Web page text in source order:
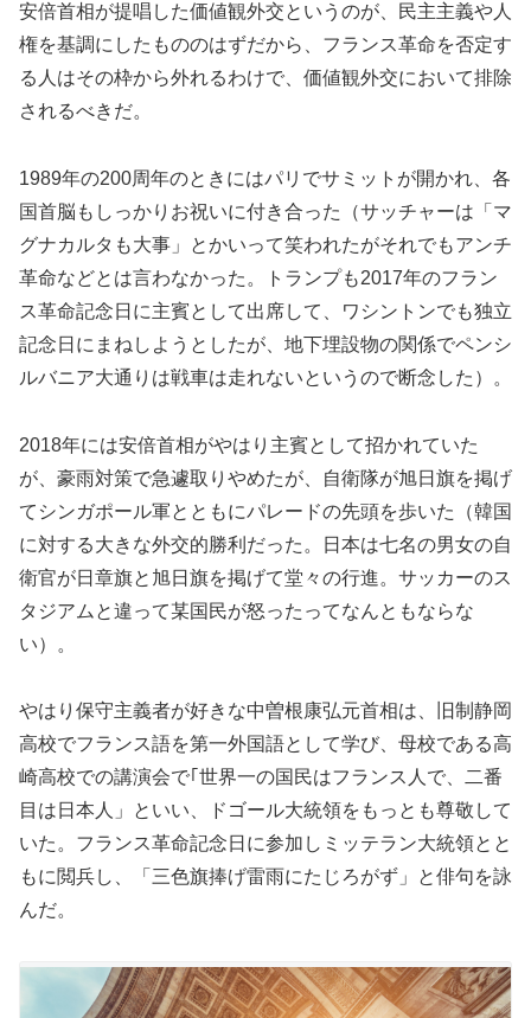
安倍首相が提唱した価値観外交というのが、民主主義や人
権を基調にしたもののはずだから、フランス革命を否定す
る人はその枠から外れるわけで、価値観外交において排除
されるべきだ。
1989年の200周年のときにはパリでサミットが開かれ、各
国首脳もしっかりお祝いに付き合った（サッチャーは「マ
グナカルタも大事」とかいって笑われたがそれでもアンチ
革命などとは言わなかった。トランプも2017年のフラン
ス革命記念日に主賓として出席して、ワシントンでも独立
記念日にまねしようとしたが、地下埋設物の関係でペンシ
ルバニア大通りは戦車は走れないというので断念した）。
2018年には安倍首相がやはり主賓として招かれていた
が、豪雨対策で急遽取りやめたが、自衛隊が旭日旗を掲げ
てシンガポール軍とともにパレードの先頭を歩いた（韓国
に対する大きな外交的勝利だった。日本は七名の男女の自
衛官が日章旗と旭日旗を掲げて堂々の行進。サッカーのス
タジアムと違って某国民が怒ったってなんともならな
い）。
やはり保守主義者が好きな中曽根康弘元首相は、旧制静岡
高校でフランス語を第一外国語として学び、母校である高
崎高校での講演会で｢世界一の国民はフランス人で、二番
目は日本人」といい、ドゴール大統領をもっとも尊敬して
いた。フランス革命記念日に参加しミッテラン大統領とと
もに閲兵し、「三色旗捧げ雷雨にたじろがず」と俳句を詠
んだ。